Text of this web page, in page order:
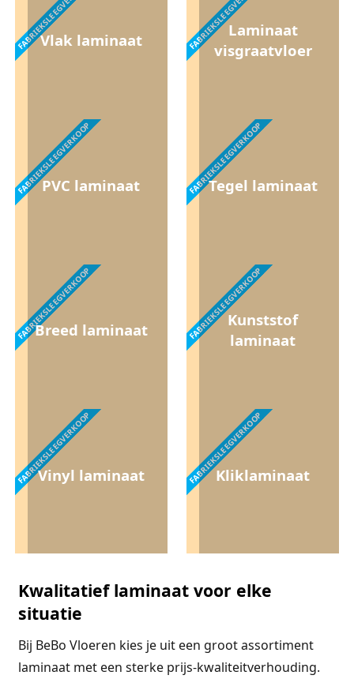
Vlak laminaat
Laminaat
visgraatvloer
FABRIEKSLEEGVERKOOP
PVC laminaat FABRIEKSLEEGVERKOOP
Tegel laminaat
FABRIEKSLEEGVERKOOP
Breed laminaat FABRIEKSLEEGVERKOOPKunststof
laminaat
FABRIEKSLEEGVERKOOP
Vinyl laminaat FABRIEKSLEEGVERKOOP
Kliklaminaat
Kwalitatief laminaat voor elke
situatie
Bij BeBo Vloeren kies je uit een groot assortiment
laminaat met een sterke prijs-kwaliteitverhouding.